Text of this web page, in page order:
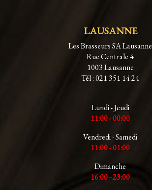
LAUSANNE
Les Brasseurs SA Lausanne
Rue Centrale 4
1003 Lausanne
Tél : 021 351 14 24
Lundi - Jeudi
11:00 - 00:00
Vendredi - Samedi
11:00 - 01:00
Dimanche
16:00 - 23:00